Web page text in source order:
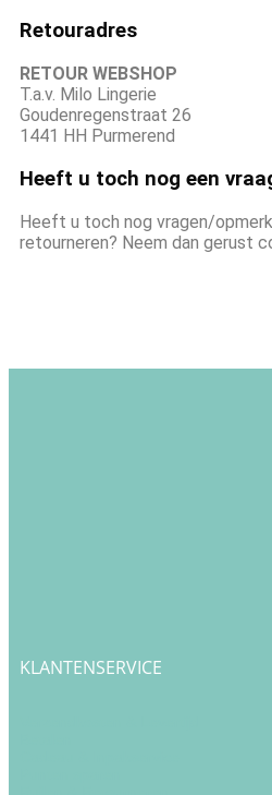
Retouradres
RETOUR WEBSHOP
T.a.v. Milo Lingerie
Goudenregenstraat 26
1441 HH Purmerend
Heeft u toch nog een
Heeft u toch nog vragen/
retourneren? Neem dan gerust
KLANTENSERVICE